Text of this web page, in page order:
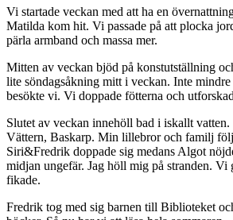
Vi startade veckan med att ha en
Matilda kom hit. Vi passade på att plocka
pärla armband och massa mer.
Mitten av veckan bjöd på konstutställning
lite söndagsåkning mitt i veckan. Inte mindre
besökte vi. Vi doppade fötterna och
Slutet av veckan innehöll bad i iskallt vatten.
Vättern, Baskarp. Min lillebror och familj
Siri&Fredrik doppade sig medans Algot
midjan ungefär. Jag höll mig på stranden. Vi
fikade.
Fredrik tog med sig barnen till Biblioteket